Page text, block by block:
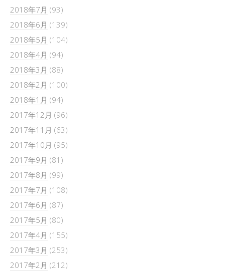
2018年7月 (93)
2018年6月 (139)
2018年5月 (104)
2018年4月 (94)
2018年3月 (88)
2018年2月 (100)
2018年1月 (94)
2017年12月 (96)
2017年11月 (63)
2017年10月 (95)
2017年9月 (81)
2017年8月 (99)
2017年7月 (108)
2017年6月 (87)
2017年5月 (80)
2017年4月 (155)
2017年3月 (253)
2017年2月 (212)